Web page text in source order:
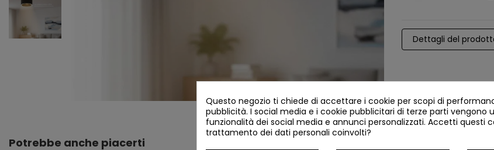
Dettagli del
Potrebbe anche piacerti
Questo negozio ti chiede di accettare i cookie per scopi di
pubblicità. I social media e i cookie pubblicitari di terze parti vengono
funzionalità dei social media e annunci personalizzati. Accetti questi
trattamento dei dati personali coinvolti?